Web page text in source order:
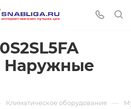
Наружные
Климатическое оборудование —